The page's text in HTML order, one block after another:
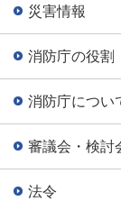
災害情報
消防庁の役割
消防庁につい
審議会・検討
法令